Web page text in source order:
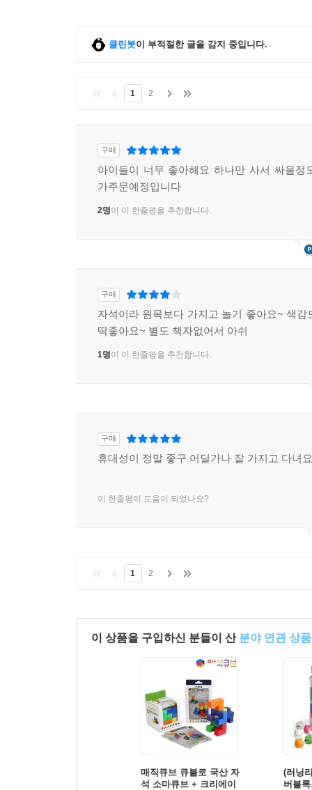
클린봇이 부적절한 글을 감지 중입니다.
1 2
구매
아이들이 너무 좋아해요 하나만 사서 싸울정
가주문예정입니다
2명이 이 한줄평을 추천합니다.
구매
자석이라 원목보다 가지고 놀기 좋아요~ 색감
딱좋아요~ 별도 책자없어서 아쉬
1명이 이 한줄평을 추천합니다.
구매
휴대성이 정말 좋구 어딜가나 잘 가지고 다녀
이 한줄평이 도움이 되었나요?
1 2
이 상품을 구입하신 분들이 산 분야 연관 상품
매직큐브 큐블로 국산 자
석 소마큐브 + 크리에이
(러닝
버블